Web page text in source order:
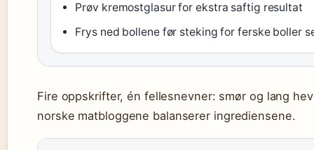
Prøv kremostglasur for ekstra saftig resultat
Frys ned bollene før steking for ferske boller
Fire oppskrifter, én fellesnevner: smør og lang
norske matbloggene balanserer ingrediensene.